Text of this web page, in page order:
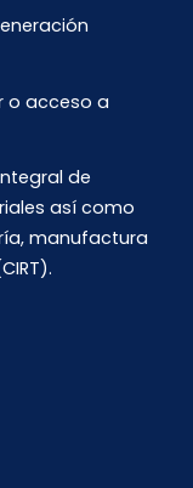
o acceso a
de
así como
manufactura